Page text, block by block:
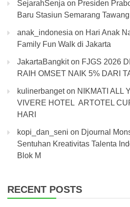
SejarahSenja on Presiden
Baru Stasiun Semarang Tawang
anak_indonesia on Hari Anak
Family Fun Walk di Jakarta
JakartaBangkiton FJGS 2026
RAIH OMSET NAIK 5% DARI
kulinerbangeton NIKMATI ALL
VIVERE HOTEL ARTOTEL
HARI
kopi_dan_seni on Djournal
Sentuhan Kreativitas Talenta
Blok M
RECENT POSTS